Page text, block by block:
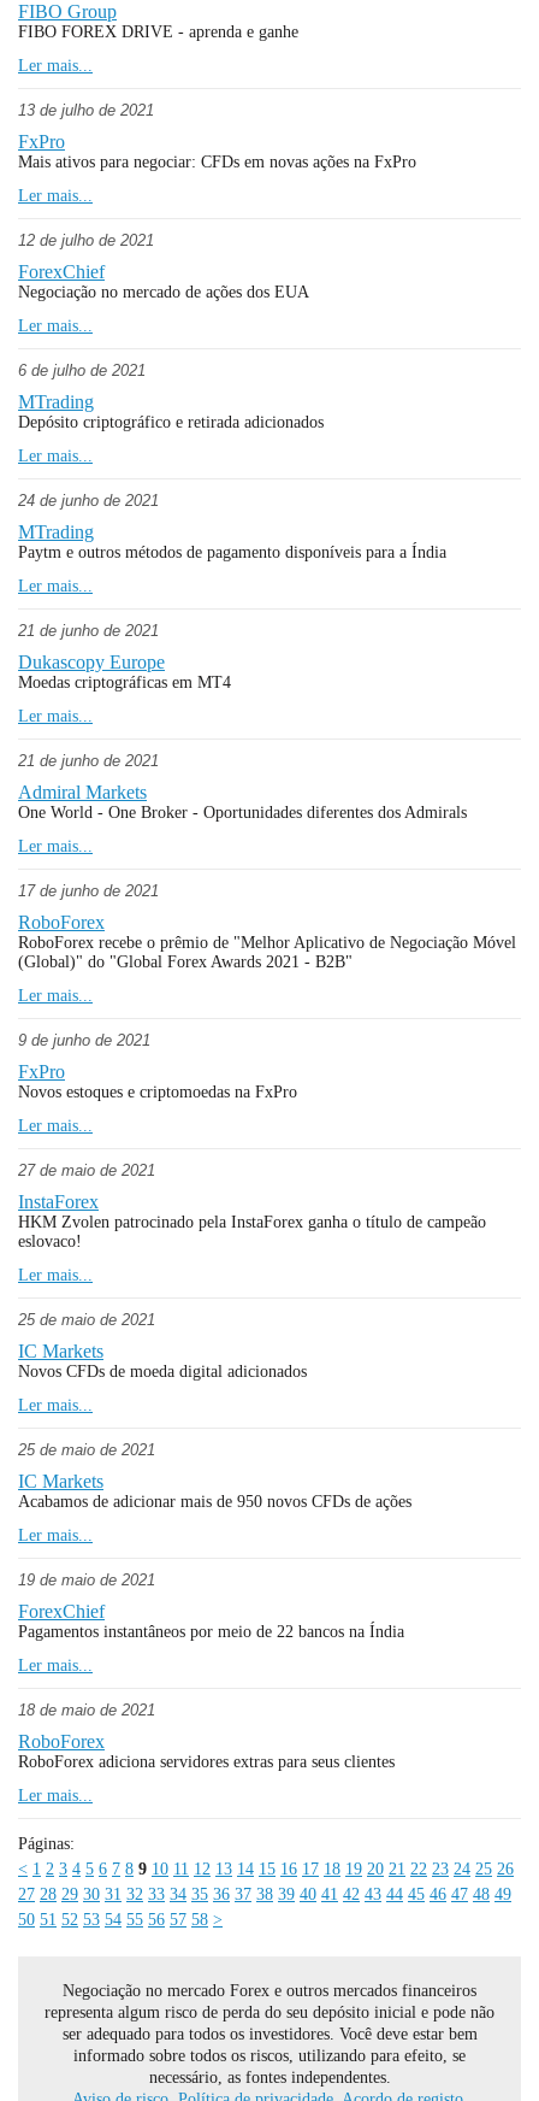
FIBO Group
FIBO FOREX DRIVE - aprenda e ganhe
Ler mais...
13 de julho de 2021
FxPro
Mais ativos para negociar: CFDs em novas ações na FxPro
Ler mais...
12 de julho de 2021
ForexChief
Negociação no mercado de ações dos EUA
Ler mais...
6 de julho de 2021
MTrading
Depósito criptográfico e retirada adicionados
Ler mais...
24 de junho de 2021
MTrading
Paytm e outros métodos de pagamento disponíveis para a Índia
Ler mais...
21 de junho de 2021
Dukascopy Europe
Moedas criptográficas em MT4
Ler mais...
21 de junho de 2021
Admiral Markets
One World - One Broker - Oportunidades diferentes dos Admirals
Ler mais...
17 de junho de 2021
RoboForex
RoboForex recebe o prêmio de "Melhor Aplicativo de Negociação Móvel
(Global)" do "Global Forex Awards 2021 - B2B"
Ler mais...
9 de junho de 2021
FxPro
Novos estoques e criptomoedas na FxPro
Ler mais...
27 de maio de 2021
InstaForex
HKM Zvolen patrocinado pela InstaForex ganha o título de campeão
eslovaco!
Ler mais...
25 de maio de 2021
IC Markets
Novos CFDs de moeda digital adicionados
Ler mais...
25 de maio de 2021
IC Markets
Acabamos de adicionar mais de 950 novos CFDs de ações
Ler mais...
19 de maio de 2021
ForexChief
Pagamentos instantâneos por meio de 22 bancos na Índia
Ler mais...
18 de maio de 2021
RoboForex
RoboForex adiciona servidores extras para seus clientes
Ler mais...
Páginas:
< 1 2 3 4 5 6 7 8 9 10 11 12 13 14 15 16 17 18 19 20 21 22 23 24 25 26
27 28 29 30 31 32 33 34 35 36 37 38 39 40 41 42 43 44 45 46 47 48 49
50 51 52 53 54 55 56 57 58 >
Negociação no mercado Forex e outros mercados financeiros
representa algum risco de perda do seu depósito inicial e pode não
ser adequado para todos os investidores. Você deve estar bem
informado sobre todos os riscos, utilizando para efeito, se
necessário, as fontes independentes.